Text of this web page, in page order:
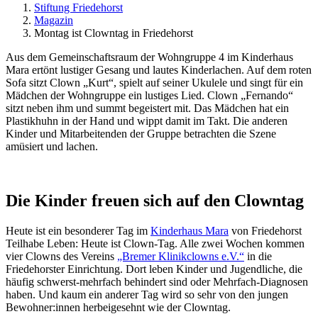
Stiftung Friedehorst
Magazin
Montag ist Clowntag in Friedehorst
Aus dem Gemeinschaftsraum der Wohngruppe 4 im Kinderhaus
Mara ertönt lustiger Gesang und lautes Kinderlachen. Auf dem roten
Sofa sitzt Clown „Kurt“, spielt auf seiner Ukulele und singt für ein
Mädchen der Wohngruppe ein lustiges Lied. Clown „Fernando“
sitzt neben ihm und summt begeistert mit. Das Mädchen hat ein
Plastikhuhn in der Hand und wippt damit im Takt. Die anderen
Kinder und Mitarbeitenden der Gruppe betrachten die Szene
amüsiert und lachen.
Die Kinder freuen sich auf den Clowntag
Heute ist ein besonderer Tag im Kinderhaus Mara von Friedehorst
Teilhabe Leben: Heute ist Clown-Tag. Alle zwei Wochen kommen
vier Clowns des Vereins „Bremer Klinikclowns e.V.“ in die
Friedehorster Einrichtung. Dort leben Kinder und Jugendliche, die
häufig schwerst-mehrfach behindert sind oder Mehrfach-Diagnosen
haben. Und kaum ein anderer Tag wird so sehr von den jungen
Bewohner:innen herbeigesehnt wie der Clowntag.